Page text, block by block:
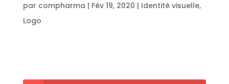
par compharma | Fév 19, 2020 | Identité visuelle,
Logo